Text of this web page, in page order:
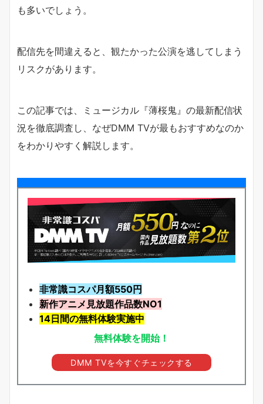
も多いでしょう。
配信先を間違えると、観たかった公演を逃してしまう
リスクがあります。
この記事では、ミュージカル『薄桜鬼』の最新配信状
況を徹底調査し、なぜDMM TVが最もおすすめなのか
をわかりやすく解説します。
非常識コスパ月額550円
新作アニメ見放題作品数NO1
14日間の無料体験実施中
無料体験を開始！
DMM TVを今すぐチェックする